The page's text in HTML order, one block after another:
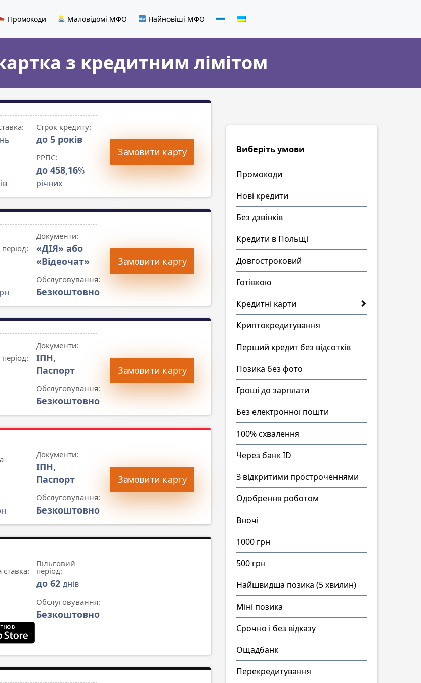
Промокоди Маловідомі МФО Найновіші МФО
з кредитним лімітом
Виберіть умови
Промокоди
Нові кредити
Без дзвінків
Кредити в Польщі
Довгостроковий
Готівкою
Кредитні карти
Криптокредитування
Перший кредит без відсотків
Позика без фото
Гроші до зарплати
Без електронної пошти
100% схвалення
Через банк ID
З відкритими простроченнями
Одобрення роботом
Вночі
1000 грн
500 грн
Найшвидша позика (5 хвилин)
Міні позика
Срочно і без відказу
Ощадбанк
Перекредитування
Строк кредиту:
до 5 років
РРПС:
до 458,16%
річних
Замовити карту
Документи:
«ДІЯ» або
«Відеочат»
Обслуговування:
Безкоштовно
Замовити карту
Документи:
ІПН,
Паспорт
Обслуговування:
Безкоштовно
Замовити карту
Документи:
ІПН,
Паспорт
Обслуговування:
Безкоштовно
Замовити карту
Пільговий
період:
до 62 днів
Обслуговування:
Безкоштовно